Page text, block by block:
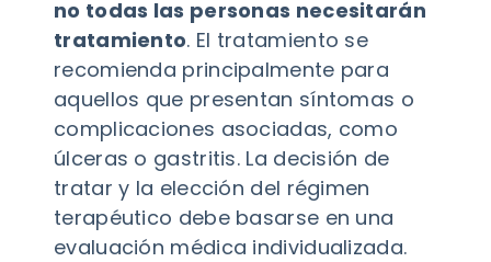
no todas las personas necesitarán
tratamiento. El tratamiento se
recomienda principalmente para
aquellos que presentan síntomas o
complicaciones asociadas, como
úlceras o gastritis. La decisión de
tratar y la elección del régimen
terapéutico debe basarse en una
evaluación médica individualizada.